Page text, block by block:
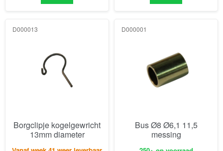
D000013
Borgclipje kogelgewricht
13mm diameter
D000001
Bus Ø8 Ø6,1 11,5
messing